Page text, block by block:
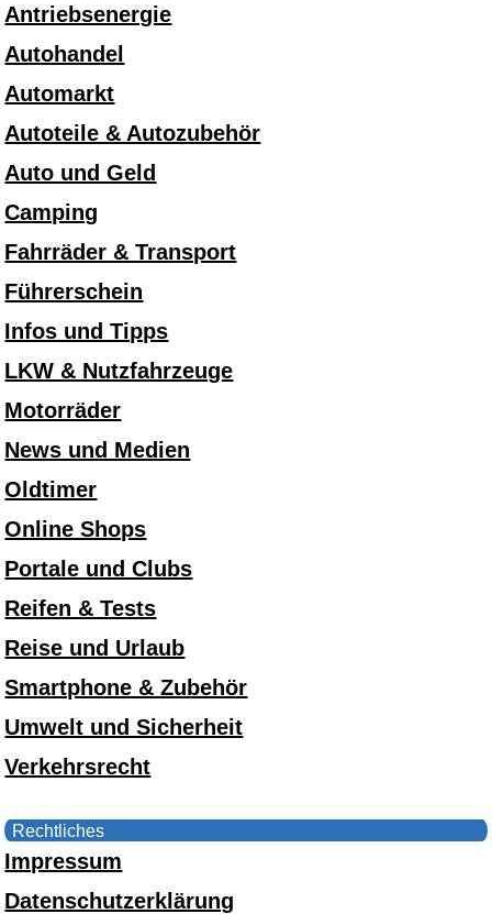
Antriebsenergie
Autohandel
Automarkt
Autoteile & Autozubehör
Auto und Geld
Camping
Fahrräder & Transport
Führerschein
Infos und Tipps
LKW & Nutzfahrzeuge
Motorräder
News und Medien
Oldtimer
Online Shops
Portale und Clubs
Reifen & Tests
Reise und Urlaub
Smartphone & Zubehör
Umwelt und Sicherheit
Verkehrsrecht
Rechtliches
Impressum
Datenschutzerklärung